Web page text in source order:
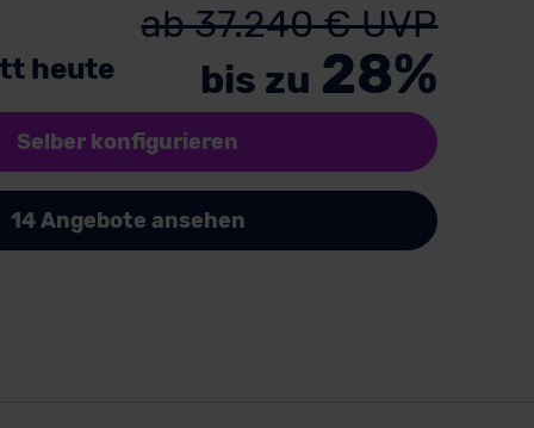
heute
ab 37.240 € UVP
bis zu 28%
Selber konfigurieren
14 Angebote ansehen